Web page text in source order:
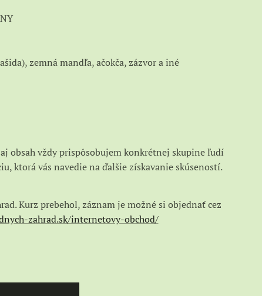
zemná mandľa, ačokča, zázvor a iné
obsah vždy prispôsobujem konkrétnej skupine ľudí
ktorá vás navedie na ďalšie získavanie skúseností.
Kurz prebehol, záznam je možné si objednať cez
zahrad.sk/internetovy-obchod/